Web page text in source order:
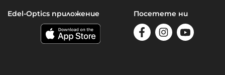
Edel-Optics приложение Посетете ни